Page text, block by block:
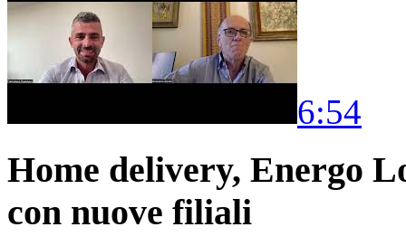
6:54
Home delivery, Energo
con nuove filiali